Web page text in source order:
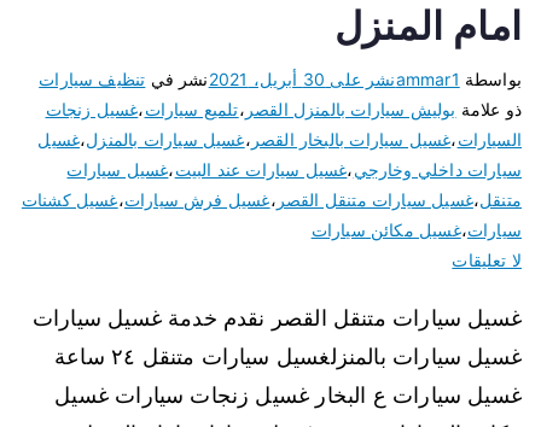
امام المنزل
بواسطة ammar1نشر على 30 أبريل، 2021 نشر في تنظيف سيارات
ذو علامة بوليش سيارات بالمنزل القصر ،تلميع سيارات،غسيل زنجات
السيارات،غسيل سيارات بالبخار القصر ،غسيل سيارات بالمنزل،غسيل
سيارات داخلي وخارجي،غسيل سيارات عند البيت،غسيل سيارات
متنقل،غسيل سيارات متنقل القصر ،غسيل فرش سيارات،غسيل كشنات
سيارات،غسيل مكائن سيارات
لا تعليقات
غسيل سيارات متنقل القصر نقدم خدمة غسيل سيارات
غسيل سيارات بالمنزلغسيل سيارات متنقل ٢٤ ساعة
غسيل سيارات ع البخار غسيل زنجات سيارات غسيل